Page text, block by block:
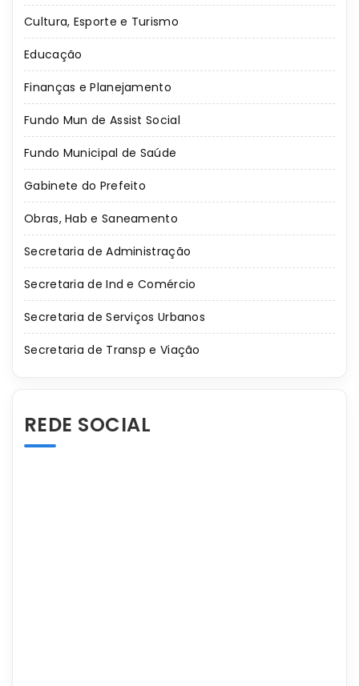
Cultura, Esporte e Turismo
Educação
Finanças e Planejamento
Fundo Mun de Assist Social
Fundo Municipal de Saúde
Gabinete do Prefeito
Obras, Hab e Saneamento
Secretaria de Administração
Secretaria de Ind e Comércio
Secretaria de Serviços Urbanos
Secretaria de Transp e Viação
REDE SOCIAL